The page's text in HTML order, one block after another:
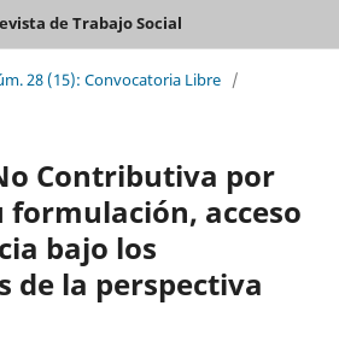
de Trabajo Social
28 (15): Convocatoria Libre /
Contributiva por
formulación, acceso
bajo los
de la perspectiva